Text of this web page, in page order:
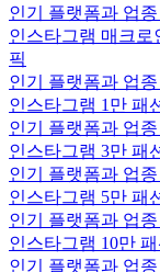
인기 플랫폼과 업
인스타그램 매크로
픽
인기 플랫폼과 업
인스타그램 1만 패
인기 플랫폼과 업
인스타그램 3만 패
인기 플랫폼과 업
인스타그램 5만 패
인기 플랫폼과 업
인스타그램 10만
인기 플랫폼과 업